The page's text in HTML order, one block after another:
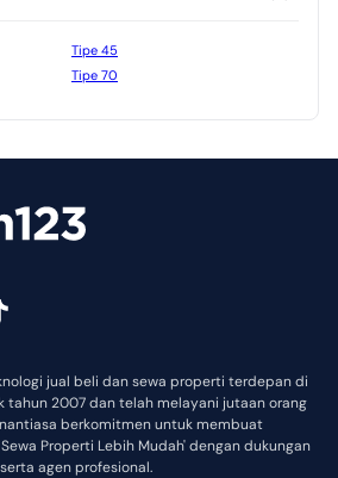
Tipe 45
Tipe 70
jual beli dan sewa properti terdepan di
tahun 2007 dan telah melayani jutaan orang
berkomitmen untuk membuat
Properti Lebih Mudah' dengan dukungan
agen profesional.